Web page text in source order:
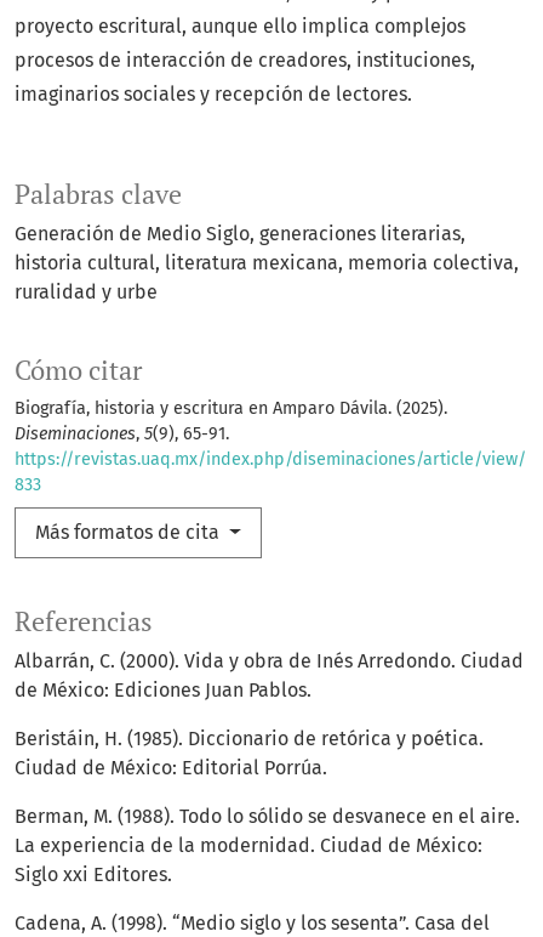
Palabras clave
Generación de Medio Siglo generaciones literarias
historia cultural literatura mexicana memoria colectiva
ruralidad y urbe
Cómo citar
Biografía, historia y escritura en Amparo Dávila. (2025).
Diseminaciones, 5(9), 65-91.
https://revistas.uaq.mx/index.php/diseminaciones/article/view/
833
Más formatos de cita
proyecto escritural, aunque ello implica complejos
procesos de interacción de creadores, instituciones,
imaginarios sociales y recepción de lectores.
Referencias
Albarrán, C. (2000). Vida y obra de Inés Arredondo. Ciudad
de México: Ediciones Juan Pablos.
Beristáin, H. (1985). Diccionario de retórica y poética.
Ciudad de México: Editorial Porrúa.
Berman, M. (1988). Todo lo sólido se desvanece en el aire.
La experiencia de la modernidad. Ciudad de México:
Siglo xxi Editores.
Cadena, A. (1998). “Medio siglo y los sesenta”. Casa del